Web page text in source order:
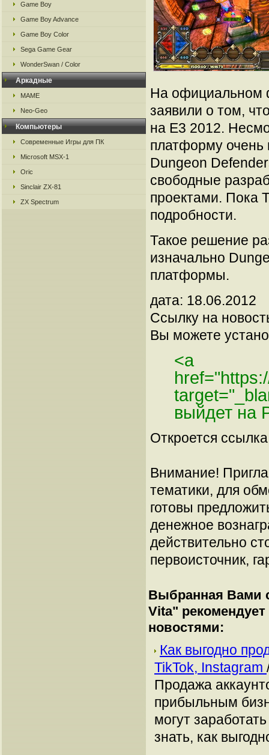
Game Boy
Game Boy Advance
Game Boy Color
Sega Game Gear
WonderSwan / Color
Аркадные
MAME
Neo-Geo
Компьютеры
Современные Игры для ПК
Microsoft MSX-1
Oric
Sinclair ZX-81
ZX Spectrum
На официальном
заявили о том,
на Е3 2012.
платформу
Dungeon
свободные
проектами. Пока
подробности.
Такое решение
изначально
платформы.
дата: 18.06.2012
Ссылку на
Вы можете
<a
выйдет на
Откроется
Внимание!
тематики, для
готовы
денежное
действительно
первоисточник,
Выбранная Вами
Vita"
новостями:
Как выгодно
TikTok, Instagram
Продажа
прибыльным
могут
знать, как